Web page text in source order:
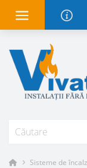
Sisteme de